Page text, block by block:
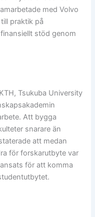
med Volvo
praktik på
stöd genom
Tsukuba University
Att bygga
snarare än
att medan
för forskarutbyte var
för att komma